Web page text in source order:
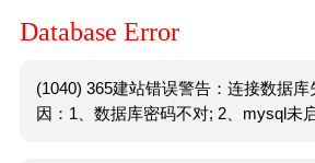
Database Error
(1040) 365建站错误警告：连接数据
因：1、数据库密码不对; 2、mysql未启